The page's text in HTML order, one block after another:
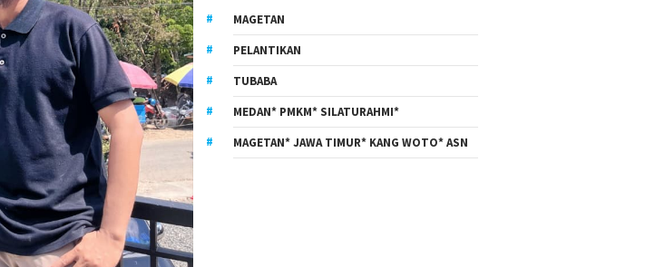
MAGETAN
PELANTIKAN
TUBABA
MEDAN* PMKM* SILATURAHMI*
MAGETAN* JAWA TIMUR* KANG WOTO* ASN